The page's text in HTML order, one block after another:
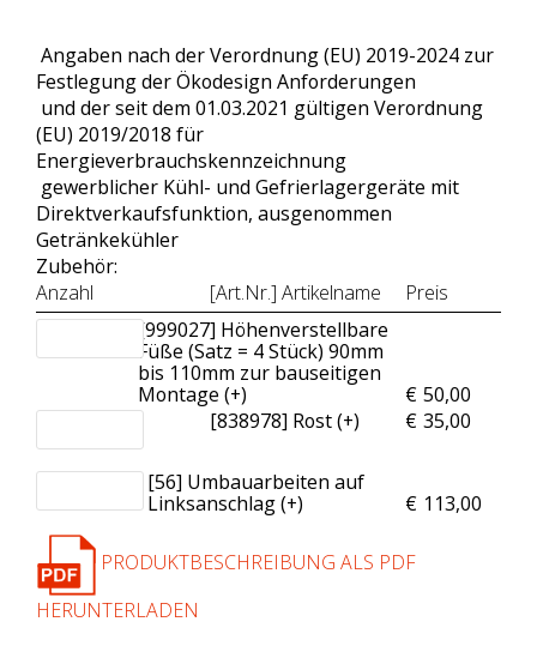
Angaben nach der Verordnung (EU) 2019-2024 zur
Festlegung der Ökodesign Anforderungen
und der seit dem 01.03.2021 gültigen Verordnung
(EU) 2019/2018 für
Energieverbrauchskennzeichnung
gewerblicher Kühl- und Gefrierlagergeräte mit
Direktverkaufsfunktion, ausgenommen
Getränkekühler
Zubehör:
Anzahl
[Art.Nr.] Artikelname
Preis
[999027] Höhenverstellbare
Füße (Satz = 4 Stück) 90mm
bis 110mm zur bauseitigen
Montage (+
€ 50,00
)
[838978] Rost (+
€ 35,00
)
[56] Umbauarbeiten auf
Linksanschlag (+
€ 113,00
)
PRODUKTBESCHREIBUNG ALS PDF
HERUNTERLADEN